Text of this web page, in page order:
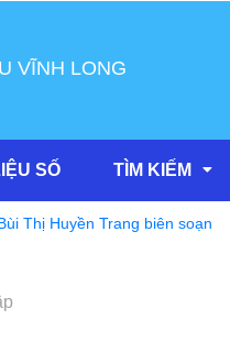
VĨNH LONG
SỐ TÌM KIẾM
Thị Huyền Trang biên soạn